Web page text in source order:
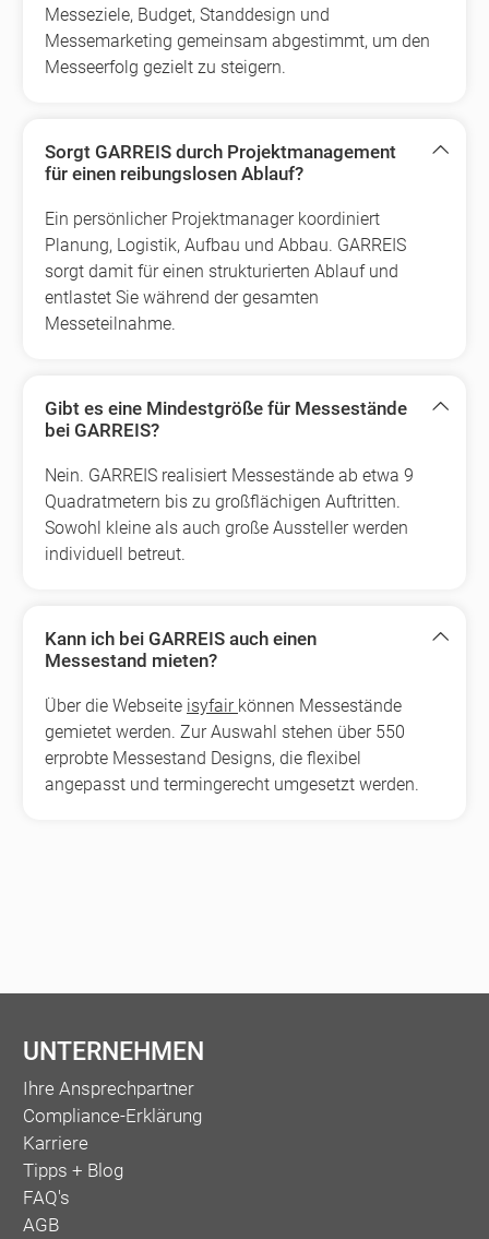
Messeziele, Budget, Standdesign und
Messemarketing gemeinsam abgestimmt, um den
Messeerfolg gezielt zu steigern.
Sorgt GARREIS durch Projektmanagement
für einen reibungslosen Ablauf?
Ein persönlicher Projektmanager koordiniert
Planung, Logistik, Aufbau und Abbau. GARREIS
sorgt damit für einen strukturierten Ablauf und
entlastet Sie während der gesamten
Messeteilnahme.
Gibt es eine Mindestgröße für Messestände
bei GARREIS?
Nein. GARREIS realisiert Messestände ab etwa 9
Quadratmetern bis zu großflächigen Auftritten.
Sowohl kleine als auch große Aussteller werden
individuell betreut.
Kann ich bei GARREIS auch einen
Messestand mieten?
Über die Webseite isyfair können Messestände
gemietet werden. Zur Auswahl stehen über 550
erprobte Messestand Designs, die flexibel
angepasst und termingerecht umgesetzt werden.
UNTERNEHMEN
Ihre Ansprechpartner
Compliance-Erklärung
Karriere
Tipps + Blog
FAQ's
AGB